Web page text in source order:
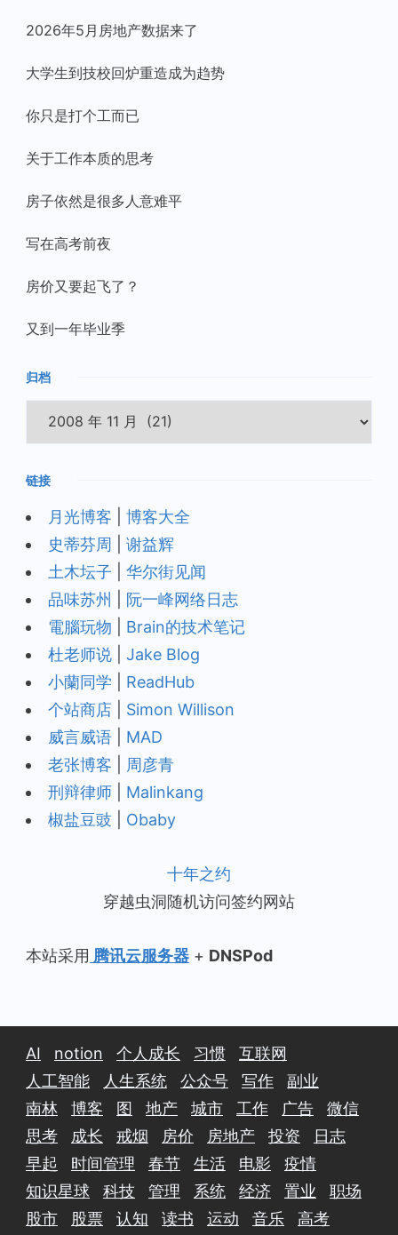
2026年5月房地产数据来了
大学生到技校回炉重造成为趋势
你只是打个工而已
关于工作本质的思考
房子依然是很多人意难平
写在高考前夜
房价又要起飞了？
又到一年毕业季
归档
档
链接
月光博客
博客大全
史蒂芬周
谢益辉
土木坛子
华尔街见闻
品味苏州
阮一峰网络日志
電腦玩物
Brain的技术笔记
杜老师说
Jake Blog
小蘭同学
ReadHub
个站商店
Simon Willison
威言威语
MAD
老张博客
周彦青
刑辩律师
Malinkang
椒盐豆豉
Obaby
十年之约
穿越虫洞随机访问签约网站
本站采用 腾讯云服务器 + DNSPod
AI notion 个人成长 习惯
互联网
人工智能
人生系统 公众号 写作
副业
南林
博客 图 地产 城市 工作 广告
微信
思考
成长 戒烟 房价 房地产 投资
日志
早起
时间管理 春节 生活 电影
疫情
知识星球
科技 管理 系统 经济 置业
职场
股市
股票 认知 读书 运动 音乐 高考